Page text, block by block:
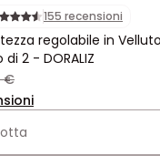
155 recensioni
regolabile in
2 - DORALIZ
€